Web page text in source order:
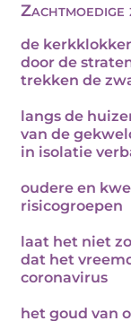
de
door de
trekken de
langs de
van de
in isolatie
oudere en
risicogroepen
laat het niet
dat het
coronavirus
het goud van